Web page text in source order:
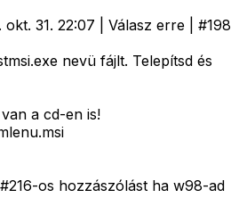
31. 22:07 | Válasz erre | #198
nevü fájlt. Telepítsd és
a cd-en is!
os hozzászólást ha w98-ad